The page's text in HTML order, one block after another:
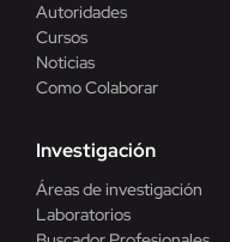
Autoridades
Cursos
Noticias
Como Colaborar
Investigación
Áreas de investigación
Laboratorios